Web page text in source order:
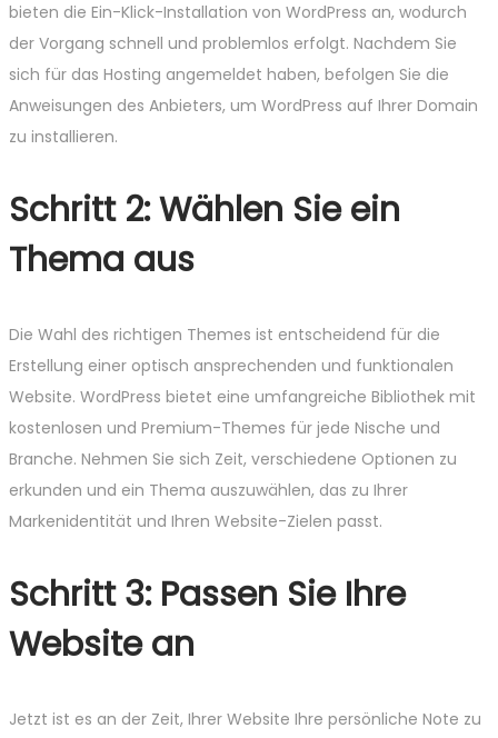
bieten die Ein-Klick-Installation von WordPress an, wodurch
der Vorgang schnell und problemlos erfolgt. Nachdem Sie
sich für das Hosting angemeldet haben, befolgen Sie die
Anweisungen des Anbieters, um WordPress auf Ihrer Domain
zu installieren.
Schritt 2: Wählen Sie ein
Thema aus
Die Wahl des richtigen Themes ist entscheidend für die
Erstellung einer optisch ansprechenden und funktionalen
Website. WordPress bietet eine umfangreiche Bibliothek mit
kostenlosen und Premium-Themes für jede Nische und
Branche. Nehmen Sie sich Zeit, verschiedene Optionen zu
erkunden und ein Thema auszuwählen, das zu Ihrer
Markenidentität und Ihren Website-Zielen passt.
Schritt 3: Passen Sie Ihre
Website an
Jetzt ist es an der Zeit, Ihrer Website Ihre persönliche Note zu